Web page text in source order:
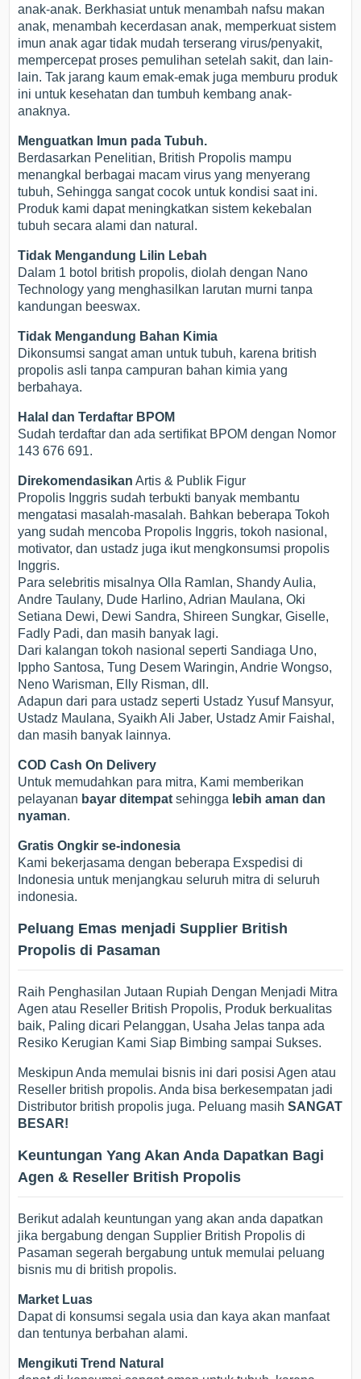
anak-anak. Berkhasiat untuk menambah nafsu makan
anak, menambah kecerdasan anak, memperkuat sistem
imun anak agar tidak mudah terserang virus/penyakit,
mempercepat proses pemulihan setelah sakit, dan lain-
lain. Tak jarang kaum emak-emak juga memburu produk
ini untuk kesehatan dan tumbuh kembang anak-
anaknya.
Menguatkan Imun pada Tubuh.
Berdasarkan Penelitian, British Propolis mampu
menangkal berbagai macam virus yang menyerang
tubuh, Sehingga sangat cocok untuk kondisi saat ini.
Produk kami dapat meningkatkan sistem kekebalan
tubuh secara alami dan natural.
Tidak Mengandung Lilin Lebah
Dalam 1 botol british propolis, diolah dengan Nano
Technology yang menghasilkan larutan murni tanpa
kandungan beeswax.
Tidak Mengandung Bahan Kimia
Dikonsumsi sangat aman untuk tubuh, karena british
propolis asli tanpa campuran bahan kimia yang
berbahaya.
Halal dan Terdaftar BPOM
Sudah terdaftar dan ada sertifikat BPOM dengan Nomor
143 676 691.
Direkomendasikan Artis & Publik Figur
Propolis Inggris sudah terbukti banyak membantu
mengatasi masalah-masalah. Bahkan beberapa Tokoh
yang sudah mencoba Propolis Inggris, tokoh nasional,
motivator, dan ustadz juga ikut mengkonsumsi propolis
Inggris.
Para selebritis misalnya Olla Ramlan, Shandy Aulia,
Andre Taulany, Dude Harlino, Adrian Maulana, Oki
Setiana Dewi, Dewi Sandra, Shireen Sungkar, Giselle,
Fadly Padi, dan masih banyak lagi.
Dari kalangan tokoh nasional seperti Sandiaga Uno,
Ippho Santosa, Tung Desem Waringin, Andrie Wongso,
Neno Warisman, Elly Risman, dll.
Adapun dari para ustadz seperti Ustadz Yusuf Mansyur,
Ustadz Maulana, Syaikh Ali Jaber, Ustadz Amir Faishal,
dan masih banyak lainnya.
COD Cash On Delivery
Untuk memudahkan para mitra, Kami memberikan
pelayanan bayar ditempat sehingga lebih aman dan
nyaman.
Gratis Ongkir se-indonesia
Kami bekerjasama dengan beberapa Exspedisi di
Indonesia untuk menjangkau seluruh mitra di seluruh
indonesia.
Peluang Emas menjadi Supplier British
Propolis di Pasaman
Raih Penghasilan Jutaan Rupiah Dengan Menjadi Mitra
Agen atau Reseller British Propolis, Produk berkualitas
baik, Paling dicari Pelanggan, Usaha Jelas tanpa ada
Resiko Kerugian Kami Siap Bimbing sampai Sukses.
Meskipun Anda memulai bisnis ini dari posisi Agen atau
Reseller british propolis. Anda bisa berkesempatan jadi
Distributor british propolis juga. Peluang masihSANGAT
BESAR!
Keuntungan Yang Akan Anda Dapatkan Bagi
Agen & Reseller British Propolis
Berikut adalah keuntungan yang akan anda dapatkan
jika bergabung dengan Supplier British Propolis di
Pasaman segerah bergabung untuk memulai peluang
bisnis mu di british propolis.
Market Luas
Dapat di konsumsi segala usia dan kaya akan manfaat
dan tentunya berbahan alami.
Mengikuti Trend Natural